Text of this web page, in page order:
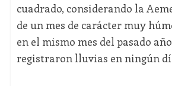
cuadrado, considerando la
de un mes de carácter muy
en el mismo mes del pasado
registraron lluvias en ningún